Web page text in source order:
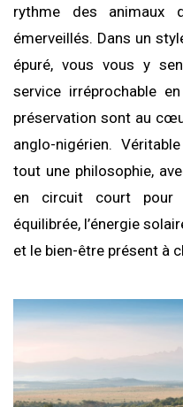
rythme des animaux
émerveillés. Dans un
épuré, vous vous y
service irréprochable
préservation sont au
anglo-nigérien.
tout une philosophie,
en circuit court pour
équilibrée, l’énergie
et le bien-être présent à